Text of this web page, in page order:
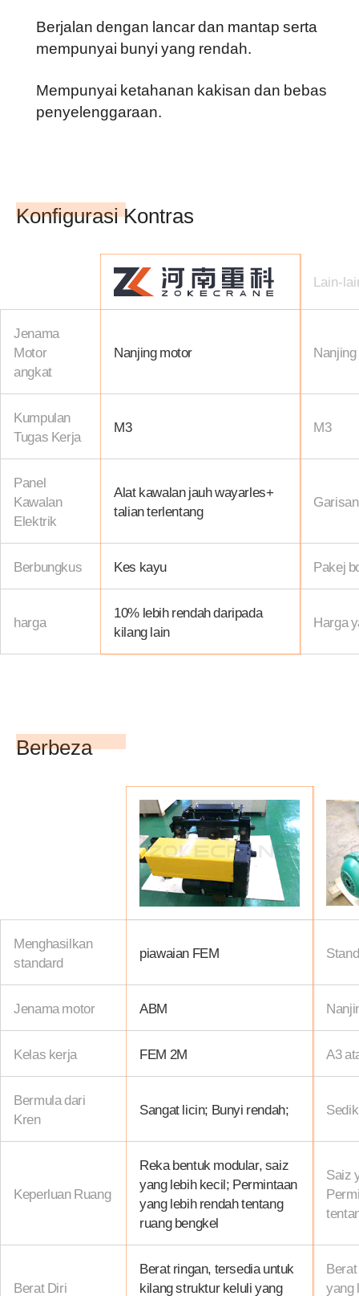
Berjalan dengan lancar dan mantap serta
mempunyai bunyi yang rendah.
Mempunyai ketahanan kakisan dan bebas
penyelenggaraan.
Konfigurasi Kontras
Lain-
Jenama
Motor
angkat
Nanjing motor
Kumpulan
Tugas Kerja
M3 M3
Panel
Kawalan
Elektrik
Alat kawalan jauh wayarles+
talian terlentang
Berbungkus Kes kayu Pakej
harga
10% lebih rendah daripada
kilang lain
Harga
Berbeza
Menghasilkan
standard
piawaian FEM
Jenama motor ABM
Kelas kerja FEM 2M A3
Bermula dari
Kren
Sangat licin; Bunyi rendah;
Keperluan Ruang
Reka bentuk modular, saiz
yang lebih kecil; Permintaan
yang lebih rendah tentang
ruang bengkel
Saiz
Berat Diri
Berat ringan, tersedia untuk
kilang struktur keluli yang
yang